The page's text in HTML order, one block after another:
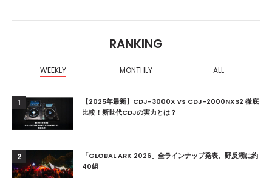
RANKING
WEEKLY MONTHLY ALL
1
【2025年最新】CDJ-3000X vs CDJ-2000NXS2 徹底
比較！新世代CDJの実力とは？
2
「GLOBAL ARK 2026」全ラインナップ発表、野反湖に約
40組